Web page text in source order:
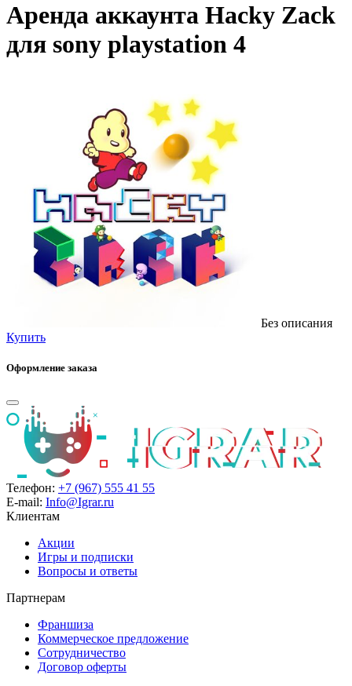
Аренда аккаунта Hacky Zack
для sony playstation 4
Без описания
Купить
Оформление заказа
Телефон: +7 (967) 555 41 55
E-mail: Info@Igrar.ru
Клиентам
Акции
Игры и подписки
Вопросы и ответы
Партнерам
Франшиза
Коммерческое предложение
Сотрудничество
Договор оферты